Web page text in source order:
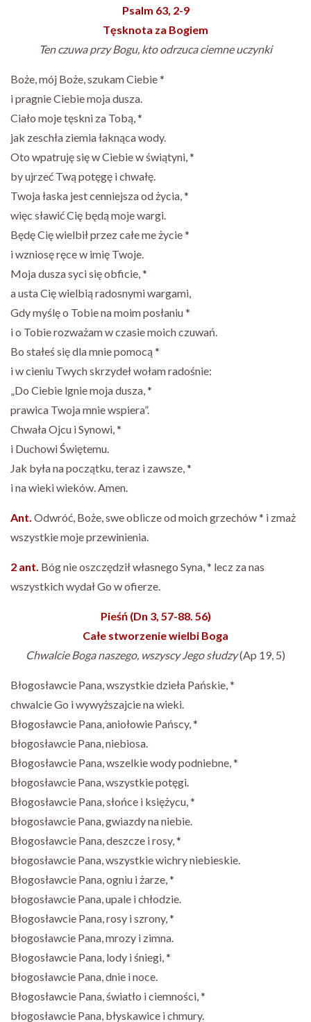
Psalm 63, 2-9
Tęsknota za Bogiem
Ten czuwa przy Bogu, kto odrzuca ciemne uczynki
Boże, mój Boże, szukam Ciebie *
i pragnie Ciebie moja dusza.
Ciało moje tęskni za Tobą, *
jak zeschła ziemia łaknąca wody.
Oto wpatruję się w Ciebie w świątyni, *
by ujrzeć Twą potęgę i chwałę.
Twoja łaska jest cenniejsza od życia, *
więc sławić Cię będą moje wargi.
Będę Cię wielbił przez całe me życie *
i wzniosę ręce w imię Twoje.
Moja dusza syci się obficie, *
a usta Cię wielbią radosnymi wargami,
Gdy myślę o Tobie na moim posłaniu *
i o Tobie rozważam w czasie moich czuwań.
Bo stałeś się dla mnie pomocą *
i w cieniu Twych skrzydeł wołam radośnie:
„Do Ciebie lgnie moja dusza, *
prawica Twoja mnie wspiera”.
Chwała Ojcu i Synowi, *
i Duchowi Świętemu.
Jak była na początku, teraz i zawsze, *
i na wieki wieków. Amen.
Ant. Odwróć, Boże, swe oblicze od moich grzechów * i zmaż
wszystkie moje przewinienia.
2 ant. Bóg nie oszczędził własnego Syna, * lecz za nas
wszystkich wydał Go w ofierze.
Pieśń (Dn 3, 57-88. 56)
Całe stworzenie wielbi Boga
Chwalcie Boga naszego, wszyscy Jego słudzy(Ap 19, 5)
Błogosławcie Pana, wszystkie dzieła Pańskie, *
chwalcie Go i wywyższajcie na wieki.
Błogosławcie Pana, aniołowie Pańscy, *
błogosławcie Pana, niebiosa.
Błogosławcie Pana, wszelkie wody podniebne, *
błogosławcie Pana, wszystkie potęgi.
Błogosławcie Pana, słońce i księżycu, *
błogosławcie Pana, gwiazdy na niebie.
Błogosławcie Pana, deszcze i rosy, *
błogosławcie Pana, wszystkie wichry niebieskie.
Błogosławcie Pana, ogniu i żarze, *
błogosławcie Pana, upale i chłodzie.
Błogosławcie Pana, rosy i szrony, *
błogosławcie Pana, mrozy i zimna.
Błogosławcie Pana, lody i śniegi, *
błogosławcie Pana, dnie i noce.
Błogosławcie Pana, światło i ciemności, *
błogosławcie Pana, błyskawice i chmury.